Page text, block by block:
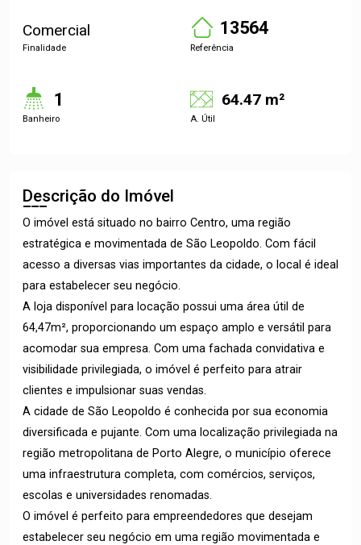
Comercial
Finalidade
13564
Referência
1
Banheiro
64.47 m²
A. Útil
Descrição do Imóvel
O imóvel está situado no bairro Centro, uma região
estratégica e movimentada de São Leopoldo. Com fácil
acesso a diversas vias importantes da cidade, o local é ideal
para estabelecer seu negócio.
A loja disponível para locação possui uma área útil de
64,47m², proporcionando um espaço amplo e versátil para
acomodar sua empresa. Com uma fachada convidativa e
visibilidade privilegiada, o imóvel é perfeito para atrair
clientes e impulsionar suas vendas.
A cidade de São Leopoldo é conhecida por sua economia
diversificada e pujante. Com uma localização privilegiada na
região metropolitana de Porto Alegre, o município oferece
uma infraestrutura completa, com comércios, serviços,
escolas e universidades renomadas.
O imóvel é perfeito para empreendedores que desejam
estabelecer seu negócio em uma região movimentada e